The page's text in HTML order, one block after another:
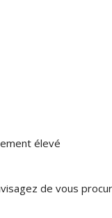
élevé
de vous